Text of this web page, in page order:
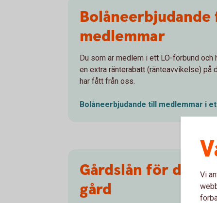
Bolåneerbjudande
medlemmar
Du som är medlem i ett LO-förbund och
en extra ränterabatt (ränteavvikelse) på
har fått från oss.
Bolåneerbjudande till medlemmar i
Gårdslån för dig
gård
Vi